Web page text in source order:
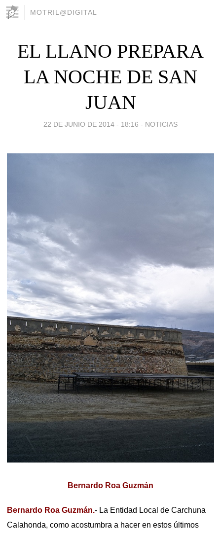
MOTRIL@DIGITAL
EL LLANO PREPARA
LA NOCHE DE SAN
JUAN
22 DE JUNIO DE 2014 - 18:16 - NOTICIAS
Bernardo Roa Guzmán
Bernardo Roa Guzmán.- La Entidad Local de Carchuna
Calahonda, como acostumbra a hacer en estos últimos